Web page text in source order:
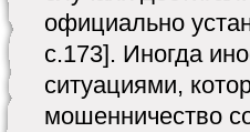
официально
с.173]. Иногда
ситуациями,
мошенничество